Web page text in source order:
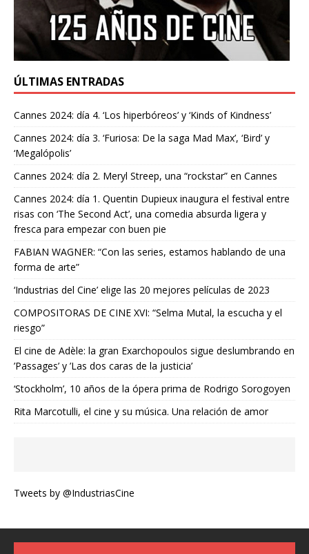
ÚLTIMAS ENTRADAS
Cannes 2024: día 4. ‘Los hiperbóreos’ y ‘Kinds of Kindness’
Cannes 2024: día 3. ‘Furiosa: De la saga Mad Max’, ‘Bird’ y
‘Megalópolis’
Cannes 2024: día 2. Meryl Streep, una “rockstar” en Cannes
Cannes 2024: día 1. Quentin Dupieux inaugura el festival entre
risas con ‘The Second Act’, una comedia absurda ligera y
fresca para empezar con buen pie
FABIAN WAGNER: “Con las series, estamos hablando de una
forma de arte”
‘Industrias del Cine’ elige las 20 mejores películas de 2023
COMPOSITORAS DE CINE XVI: “Selma Mutal, la escucha y el
riesgo”
El cine de Adèle: la gran Exarchopoulos sigue deslumbrando en
’Passages’ y ’Las dos caras de la justicia’
‘Stockholm’, 10 años de la ópera prima de Rodrigo Sorogoyen
Rita Marcotulli, el cine y su música. Una relación de amor
Tweets by @IndustriasCine